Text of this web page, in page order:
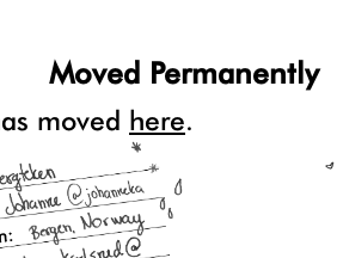
Moved Permanently
moved here.